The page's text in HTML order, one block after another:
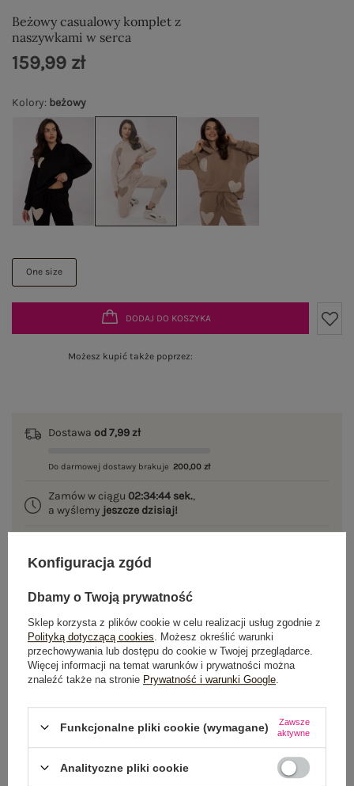
Beżowy casualowy komplet z
naszywkami w serca
Kolory: beżowy
One size
159,99 zł
DODAJ DO KOSZYKA
Możesz kupić także poprzez:
Dostawa od 7,99 zł
Do darmowej dostawy brakuje 200,00 zł
Zamów w ciągu 02:34:43 sek.,
a wyślemy jeszcze dzisiaj!
GŁÓWNE PARAMETRY
WYSYŁKA I DOSTAWA
ZWROTY I REKLAMACJE
Konfiguracja zgód
Dbamy o Twoją prywatność
Sklep korzysta z plików cookie w celu realizacji usług zgodnie z
Polityką dotyczącą cookies . Możesz określić warunki
przechowywania lub dostępu do cookie w Twojej przeglądarce.
Więcej informacji na temat warunków i prywatności można
znaleźć także na stronie Prywatność i warunki Google
Funkcjonalne pliki cookie (wymagane)
Zawsze
aktywne
Analityczne pliki cookie